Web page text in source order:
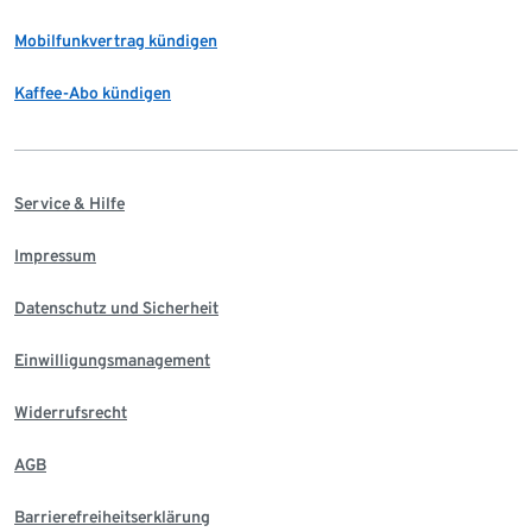
Mobilfunkvertrag kündigen
Kaffee-Abo kündigen
Service & Hilfe
Impressum
Datenschutz und Sicherheit
Einwilligungsmanagement
Widerrufsrecht
AGB
Barrierefreiheitserklärung